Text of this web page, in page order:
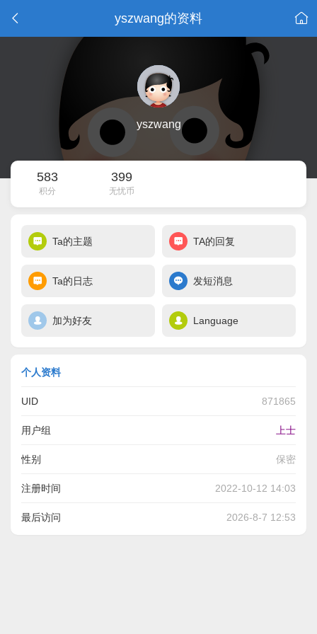
yszwang的资料
yszwang
583
积分
399
无忧币
Ta的主题 TA的回复
Ta的日志 发短消息
加为好友 Language
个人资料
UID 871865
用户组 上士
性别 保密
注册时间 2022-10-12 14:03
最后访问 2026-8-7 12:53